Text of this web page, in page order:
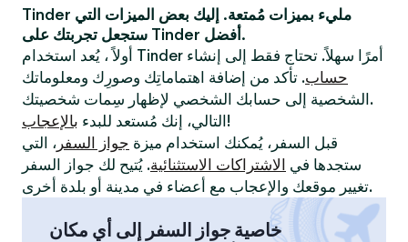
Tinder مليء بميزات مُمتعة. إليك بعض الميزات التي
ستجعل تجربتك على Tinder أفضل.
أولاً ، يُعد استخدام Tinder أمرًا سهلاً. تحتاج فقط إلى إنشاء
حساب. تأكد من إضافة اهتماماتِك وصورِك ومعلوماتك
الشخصية إلى حسابك الشخصي لإظهار سِمات شخصيتك.
التالي، إنك مُستعد للبدء بالإعجاب
!
قبل السفر، يُمكنك استخدام ميزة جواز السفر ، التي
ستجدها في الاشتراكات الاستثنائية. يُتيح لك جواز السفر
تغيير موقعك والإعجاب مع أعضاء في مدينة أو بلدة أخرى.
خاصية جواز السفر إلى أي مكان